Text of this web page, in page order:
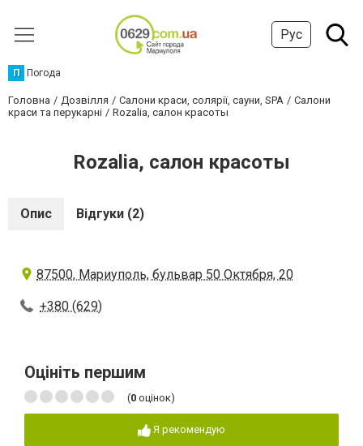
Рус
П Погода
Головна Дозвілля Салони краси, солярії, сауни, SPA
Салони
краси та перукарні
Rozalia, салон красоты
Rozalia, салон красоты
Опис Відгуки (2)
87500, Мариуполь, бульвар 50 Октября, 20
+380 (629)
Оцініть першим
(0 оцінок)
Я рекомендую